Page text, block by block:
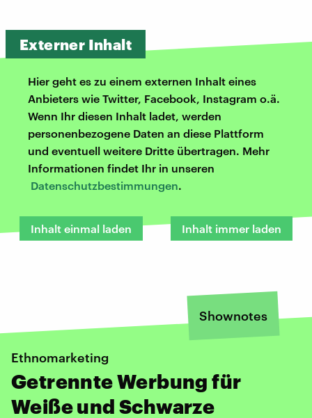
Externer Inhalt
Hier geht es zu einem externen Inhalt eines
Anbieters wie Twitter, Facebook, Instagram o.ä.
Wenn Ihr diesen Inhalt ladet, werden
personenbezogene Daten an diese Plattform
und eventuell weitere Dritte übertragen. Mehr
Informationen findet Ihr in unseren
Datenschutzbestimmungen.
Inhalt einmal laden Inhalt immer laden
Shownotes
Ethnomarketing
Getrennte Werbung für
Weiße und Schwarze